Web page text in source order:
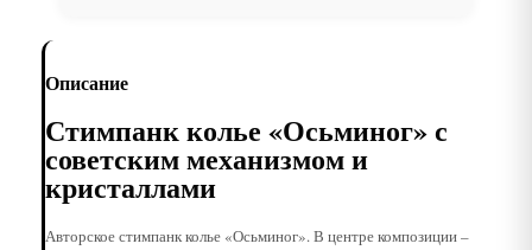
Описание
Стимпанк колье «Осьминог» с
советским механизмом и
кристаллами
Авторское стимпанк колье «Осьминог». В центре композиции –